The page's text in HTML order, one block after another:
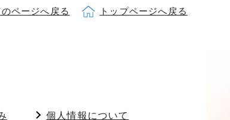
ページへ戻る トップページへ戻る
個人情報について